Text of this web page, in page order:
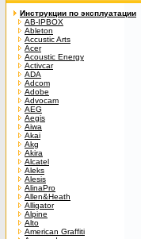
Инструкции по эксплуатации
AB-IPBOX
Ableton
Accustic Arts
Acer
Acoustic Energy
Activcar
ADA
Adcom
Adobe
Advocam
AEG
Aegis
Aiwa
Akai
Akg
Akira
Alcatel
Aleks
Alesis
AlinaPro
Allen&Heath
Alligator
Alpine
Alto
American Graffiti